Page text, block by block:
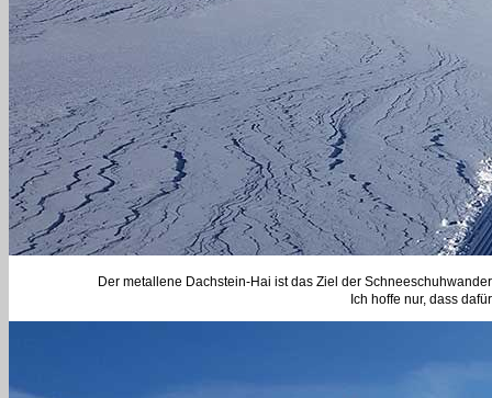
Der metallene Dachstein-Hai ist das Ziel der
Ich hoffe nur, dass